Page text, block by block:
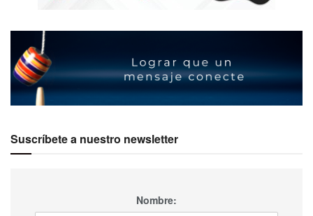
Tel: 646 178 8486
Enlace Facebook Instagram
Fotos: David Josué
Suscríbete a nuestro newsletter
Nombre: